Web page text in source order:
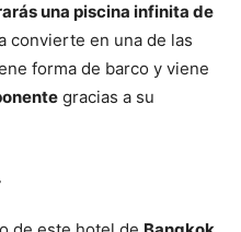
una piscina infinita de
convierte en una de las
forma de barco y viene
gracias a su